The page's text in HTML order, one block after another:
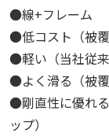
●線+フレーム
●低コスト（被覆
●軽い（当社従来
●よく滑る（被覆
●剛直性に優れ
ップ）